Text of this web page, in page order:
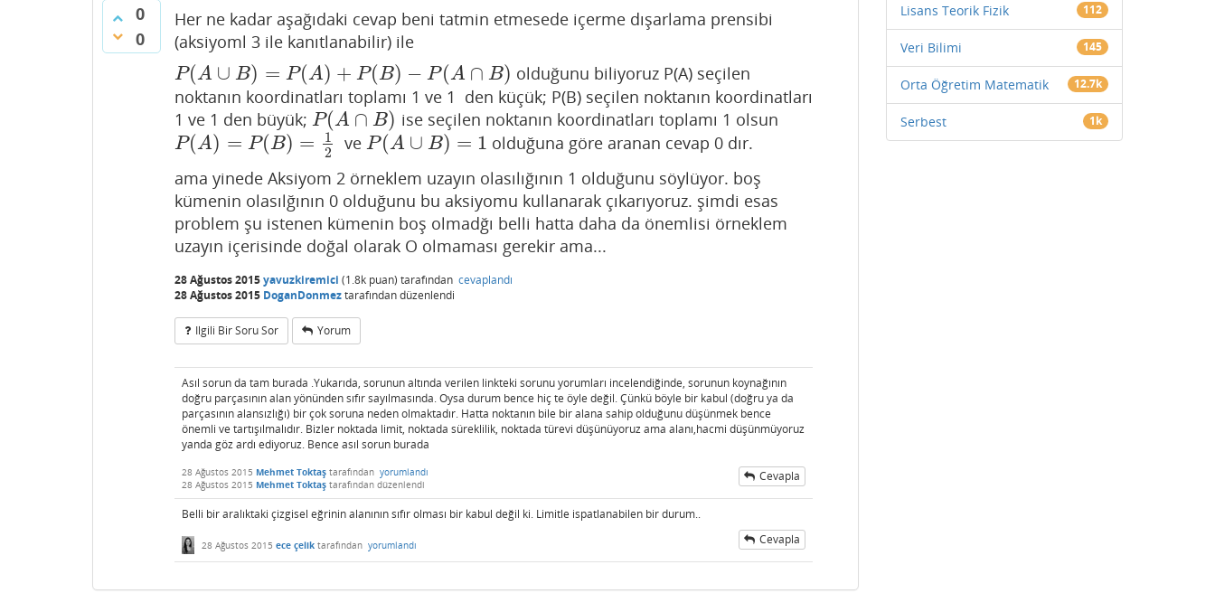
0
0
Her ne kadar aşağıdaki cevap beni tatmin etmesede içerme dışarlama prensibi
(aksiyoml 3 ile kanıtlanabilir) ile
P(A ∪ B) = P(A) + P(B) − P(A ∩ B)
P(A∪B)= P(A +P (B)−P(A ∩B)
olduğunu biliyoruz P(A) seçilen
noktanın koordinatları toplamı 1 ve 1 den küçük; P(B) seçilen noktanın koordinatları
1 ve 1 den büyük; P(A ∩ B)
P(A∩B) ise seçilen noktanın koordinatları toplamı 1 olsun
P(A) = P(B) =
1
2
P(A)=P B) =12 veP(A ∪ B) = 1
P(A∪B)= 1
olduğuna göre aranan cevap 0 dır.
ama yinede Aksiyom 2 örneklem uzayın olasılığının 1 olduğunu söylüyor. boş
kümenin olasılğının 0 olduğunu bu aksiyomu kullanarak çıkarıyoruz. şimdi esas
problem şu istenen kümenin boş olmadğı belli hatta daha da önemlisi örneklem
uzayın içerisinde doğal olarak O olmaması gerekir ama...
28 Ağustos 2015yavuzkiremici (1.8k puan) tarafından cevaplandı
28 Ağustos 2015 DoganDonmeztarafındandüzenlendi
Ilgili Bir Soru Sor Yorum
Asıl sorun da tam burada .Yukarıda, sorunun altında verilen linkteki sorunu yorumları incelendiğinde, sorunun koynağının
doğru parçasının alan yönünden sıfır sayılmasında. Oysa durum bence hiç te öyle değil. Çünkü böyle bir kabul (doğru ya da
parçasının alansızlığı) bir çok soruna neden olmaktadır. Hatta noktanın bile bir alana sahip olduğunu düşünmek bence
önemli ve tartışılmalıdır. Bizler noktada limit, noktada süreklilik, noktada türevi düşünüyoruz ama alanı,hacmi düşünmüyoruz
yanda göz ardı ediyoruz. Bence asıl sorun burada
28 Ağustos 2015 Mehmet Toktaş tarafından yorumlandı
28 Ağustos 2015 Mehmet Toktaş tarafından düzenlendi
Cevapla
Belli bir aralıktaki çizgisel eğrinin alanının sıfır olması bir kabul değil ki. Limitle ispatlanabilen bir durum..
28 Ağustos 2015 ece çelik tarafından yorumlandı Cevapla
Lisans Teorik Fizik 112
Veri Bilimi 145
Orta Öğretim Matematik 12.7k
Serbest 1k